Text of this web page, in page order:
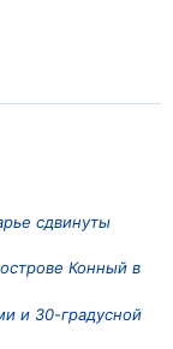
сдвинуты
Конный в
и 30-градусной